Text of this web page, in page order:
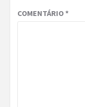
COMENTÁRIO*